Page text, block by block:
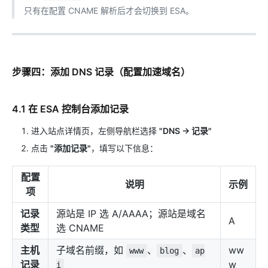
只有在配置 CNAME 解析后才会切换到 ESA。
步骤四：添加 DNS 记录（配置加速域名）
4.1 在 ESA 控制台添加记录
进入站点详情页，左侧导航栏选择 "DNS → 记录"
点击 "添加记录"，填写以下信息：
配置
项
说明 示例
记录
类型
源站是 IP 选 A/AAAA；源站是域名
选 CNAME
A
主机
记录
子域名前缀，如 www 、 blog 、
ap
i
ww
w